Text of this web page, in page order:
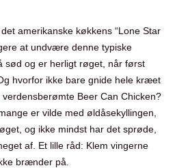
amerikanske køkkens “Lone Star
at undvære denne typiske
sød og er herligt røget, når først
hvorfor ikke bare gnide hele kræet
Beer Can Chicken?
er vilde med øldåsekyllingen,
og ikke mindst har det sprøde,
af. Et lille råd: Klem vingerne
brænder på.